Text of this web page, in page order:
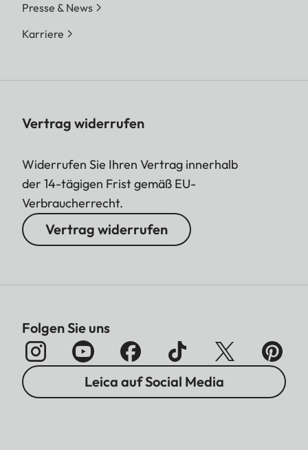
Presse & News
Karriere
Vertrag widerrufen
Widerrufen Sie Ihren Vertrag innerhalb
der 14-tägigen Frist gemäß EU-
Verbraucherrecht.
Vertrag widerrufen
Folgen Sie uns
Leica auf Social Media